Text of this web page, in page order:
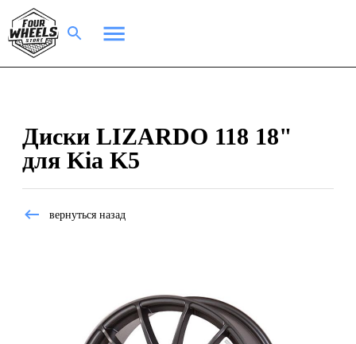
Диски LIZARDO 118 18"
для Kia K5
вернуться назад